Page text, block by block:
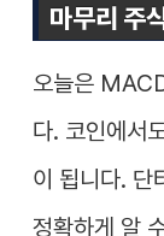
마무리 주
오늘은
다. 코인에서
이 됩니다. 단
정확하게 알